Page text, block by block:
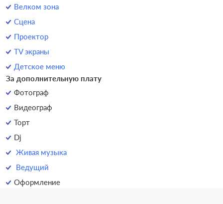
Велком зона
Сцена
Проектор
TV экраны
Детское меню
За дополнительную плату
Фотограф
Видеограф
Торт
Dj
Живая музыка
Ведущий
Оформление